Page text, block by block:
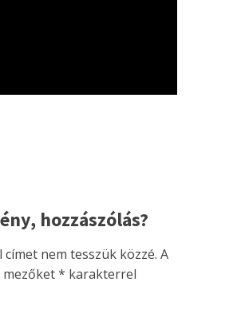
hozzászólás?
címet nem tesszük közzé. A
mezőket* karakterrel